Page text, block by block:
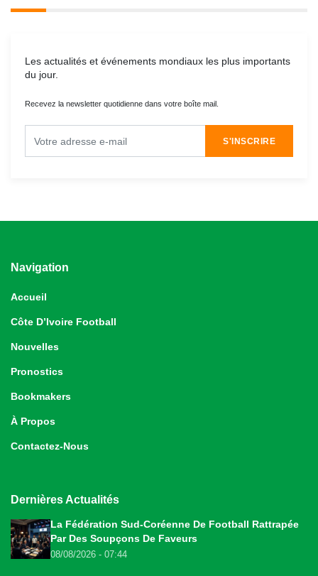
Les actualités et événements mondiaux les plus importants
du jour.
Recevez la newsletter quotidienne dans votre boîte mail.
S'INSCRIRE
Navigation
Accueil
Côte D’Ivoire Football
Nouvelles
Pronostics
Bookmakers
À Propos
Contactez-Nous
Dernières Actualités
La Fédération Sud-Coréenne De Football Rattrapée
Par Des Soupçons De Faveurs
08/08/2026 - 07:44